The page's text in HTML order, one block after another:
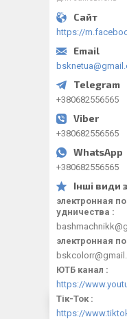
+380682556565
+380682556565
+380682556565
электронная
удничества
электронная
ЮТБ канал
Тік-Ток